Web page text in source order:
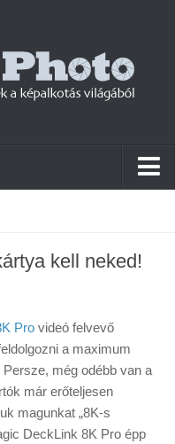
kell neked!
Pro videó felvevő
a maximum
még odébb van a
már erőteljesen
magunkat „8K-s
DeckLink 8K Pro épp